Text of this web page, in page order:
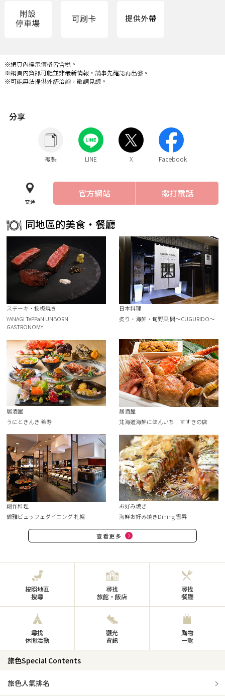
※網頁內標示價格皆含稅。
※網頁內資訊可能並非最新情報，請事先確認再出發。
※可能無法提供外語洽詢，敬請見諒。
分享
複製 LINE X Facebook
交通
官方網站 撥打電話
同地區的美食・餐廳
ステーキ・鉄板焼き
YANAGI TePPaN UNBORN
GASTRONOMY
日本料理
炙り・海鮮・旬野菜 閤～CUGURIDO～
居酒屋
うにときんき 希寿
居酒屋
北海道海鮮にほんいち すすきの店
創作料理
鶴雅ビュッフェダイニング 札幌
お好み焼き
海鮮お好み焼きDining 雪昇
查看更多
按照地區
搜尋
尋找
旅館・飯店
尋找
餐廳
尋找
休閒活動
觀光
資訊
購物
一覽
旅色Special Contents
旅色人氣排名